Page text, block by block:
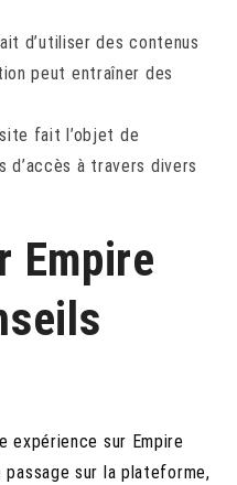
d’utiliser des contenus
peut entraîner des
fait l’objet de
d’accès à travers divers
Empire
expérience sur Empire
sur la plateforme,